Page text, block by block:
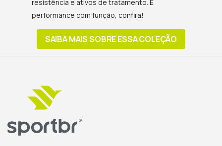
resistência e ativos de tratamento. É
performance com função, confira!
SAIBA MAIS SOBRE ESSA COLEÇÃO